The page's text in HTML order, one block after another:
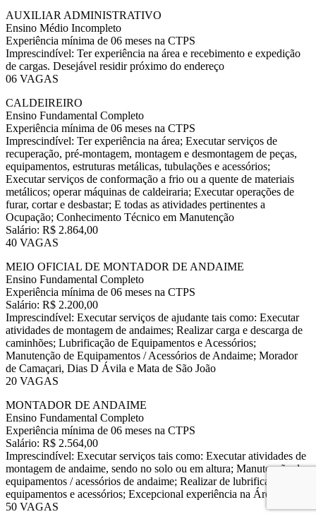
AUXILIAR ADMINISTRATIVO
Ensino Médio Incompleto
Experiência mínima de 06 meses na CTPS
Imprescindível: Ter experiência na área e recebimento e expedição
de cargas. Desejável residir próximo do endereço
06 VAGAS
CALDEIREIRO
Ensino Fundamental Completo
Experiência mínima de 06 meses na CTPS
Imprescindível: Ter experiência na área; Executar serviços de
recuperação, pré-montagem, montagem e desmontagem de peças,
equipamentos, estruturas metálicas, tubulações e acessórios;
Executar serviços de conformação a frio ou a quente de materiais
metálicos; operar máquinas de caldeiraria; Executar operações de
furar, cortar e desbastar; E todas as atividades pertinentes a
Ocupação; Conhecimento Técnico em Manutenção
Salário: R$ 2.864,00
40 VAGAS
MEIO OFICIAL DE MONTADOR DE ANDAIME
Ensino Fundamental Completo
Experiência mínima de 06 meses na CTPS
Salário: R$ 2.200,00
Imprescindível: Executar serviços de ajudante tais como: Executar
atividades de montagem de andaimes; Realizar carga e descarga de
caminhões; Lubrificação de Equipamentos e Acessórios;
Manutenção de Equipamentos / Acessórios de Andaime; Morador
de Camaçari, Dias D Ávila e Mata de São João
20 VAGAS
MONTADOR DE ANDAIME
Ensino Fundamental Completo
Experiência mínima de 06 meses na CTPS
Salário: R$ 2.564,00
Imprescindível: Executar serviços tais como: Executar atividades de
montagem de andaime, sendo no solo ou em altura; Manutenção de
equipamentos / acessórios de andaime; Realizar de lubrificação de
equipamentos e acessórios; Excepcional experiência na Área
50 VAGAS